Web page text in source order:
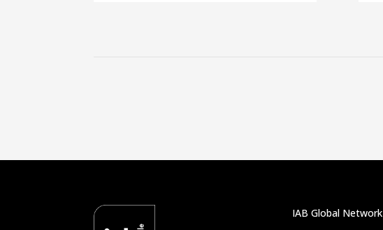
IAB Global Network